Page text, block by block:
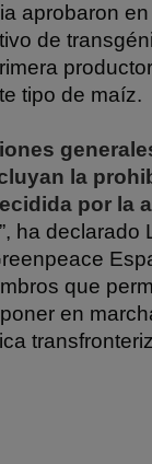
aprobaron
de
tipo de maíz.
la
por la
”, ha declarado
que
en